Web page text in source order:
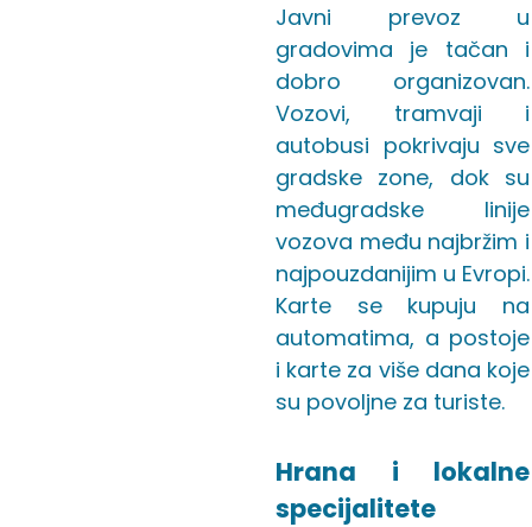
Javni prevoz u
gradovima je tačan i
dobro organizovan.
Vozovi, tramvaji i
autobusi pokrivaju sve
gradske zone, dok su
međugradske linije
vozova među najbržim i
najpouzdanijim u Evropi.
Karte se kupuju na
automatima, a postoje
i karte za više dana koje
su povoljne za turiste.
Hrana i lokalne
specijalitete